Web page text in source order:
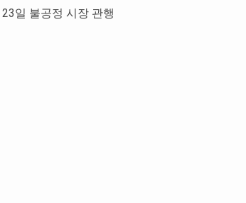
일 불공정 시장 관행